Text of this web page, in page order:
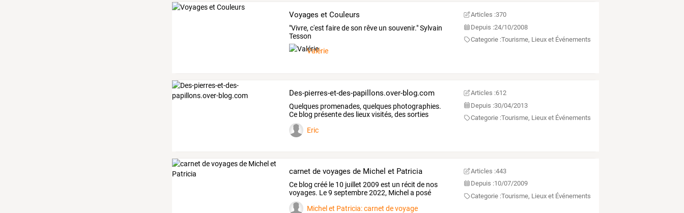
Voyages et Couleurs
"Vivre, c'est faire de son rêve un souvenir." Sylvain
Tesson
Valérie
Articles :370
Depuis :24/10/2008
Categorie :Tourisme, Lieux et Événements
Des-pierres-et-des-papillons.over-blog.com
Quelques promenades,quelques photographies.
Ce blog présentedes lieuxvisités,dessorties
dans
Eric
Articles :612
Depuis :30/04/2013
Categorie :Tourisme, Lieux et Événements
carnet de voyages de Michel et Patricia
Ce blog créé le 10 juillet 2009 est un récit de nos
voyages. Le9 septembre2022, Michel a posé
pour
Michel et Patricia: carnet de voyage
Articles :443
Depuis :10/07/2009
Categorie :Tourisme, Lieux et Événements